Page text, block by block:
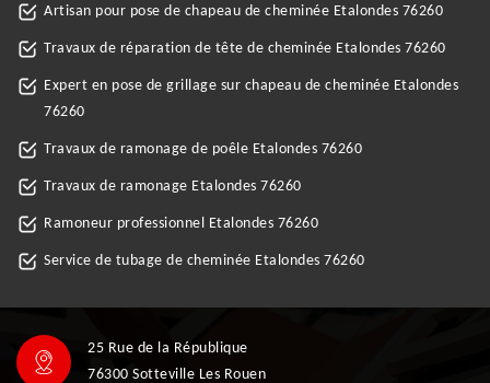
Artisan pour pose de chapeau de cheminée Etalondes 76260
Travaux de réparation de tête de cheminée Etalondes 76260
Expert en pose de grillage sur chapeau de cheminée Etalondes
76260
Travaux de ramonage de poêle Etalondes 76260
Travaux de ramonage Etalondes 76260
Ramoneur professionnel Etalondes 76260
Service de tubage de cheminée Etalondes 76260
25 Rue de la République
76300 Sotteville Les Rouen